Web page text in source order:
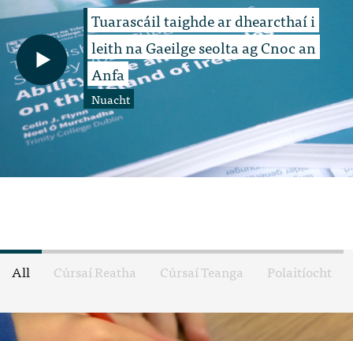
Tuarascáil taighde ar dhearcthaí i
leith na Gaeilge seolta ag Cnoc an
Anfa
Nuacht
All Cúrsaí Reatha Cúrsaí Teanga Polaitíocht